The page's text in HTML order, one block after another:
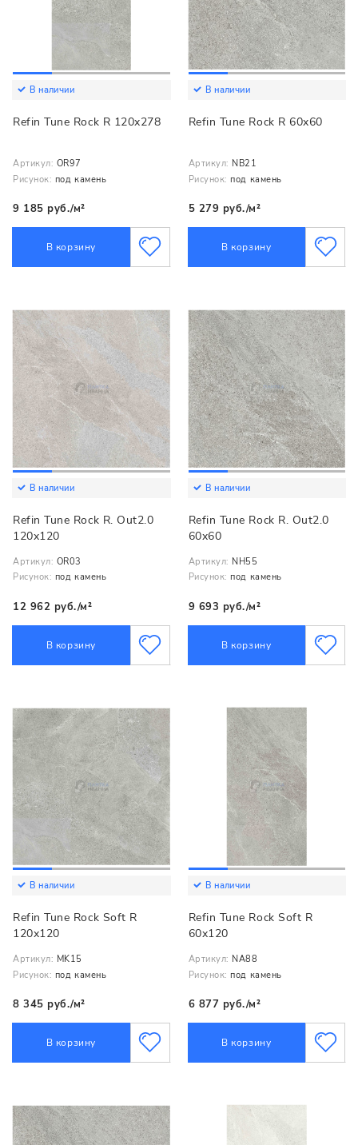
В наличии
Refin Tune Rock R 120x278
Артикул: OR97
Рисунок: под камень
9 185 руб./м²
В корзину
В наличии
Refin Tune Rock R 60x60
Артикул: NB21
Рисунок: под камень
5 279 руб./м²
В корзину
В наличии
Refin Tune Rock R. Out2.0
120x120
Артикул: OR03
Рисунок: под камень
12 962 руб./м²
В корзину
В наличии
Refin Tune Rock R. Out2.0
60x60
Артикул: NH55
Рисунок: под камень
9 693 руб./м²
В корзину
В наличии
Refin Tune Rock Soft R
120x120
Артикул: MK15
Рисунок: под камень
8 345 руб./м²
В корзину
В наличии
Refin Tune Rock Soft R
60x120
Артикул: NA88
Рисунок: под камень
6 877 руб./м²
В корзину